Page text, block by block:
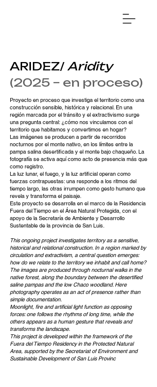
ARIDEZ/Aridity
(2025 – en proceso)
Proyecto en proceso que investiga el territorio como una
construcción sensible, histórica y relacional. En una
región marcada por el tránsito y el extractivismo surge
una pregunta central: ¿cómo nos vinculamos con el
territorio que habitamos y convertimos en hogar?
Las imágenes se producen a partir de recorridos
nocturnos por el monte nativo, en los límites entre la
pampa salina desertificada y el monte bajo chaqueño. La
fotografía se activa aquí como acto de presencia más que
como registro.
La luz lunar, el fuego, y la luz artificial operan como
fuerzas contrapuestas: una responde a los ritmos del
tiempo largo, las otras irrumpen como gesto humano que
revela y transforma el paisaje.
Este proyecto se desarrolla en el marco de la Residencia
Fuera del Tiempo en el Área Natural Protegida, con el
apoyo de la Secretaría de Ambiente y Desarrollo
Sustentable de la provincia de San Luis.
This ongoing project investigates territory as a sensitive,
historical and relational construction. In a region marked by
circulation and extractivism, a central question emerges:
how do we relate to the territory we inhabit and call home?
The images are produced through nocturnal walks in the
native forest, along the boundary between the desertified
saline pampas and the low Chaco woodland. Here
photography operates as an act of presence rather than
simple documentation.
Moonlight, fire and artificial light function as opposing
forces: one follows the rhythms of long time, while the
others appears as a human gesture that reveals and
transforms the landscape.
This project is developed within the framework of the
Fuera del Tiempo Residency in the Protected Natural
Area, supported by the Secretariat of Environment and
Sustainable Development of San Luis Provinc